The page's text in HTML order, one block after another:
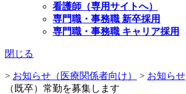
看護師（専用サイトへ）
専門職・事務職 新卒採用
専門職・事務職 キャリア採用
閉じる
> お知らせ（医療関係者向け） > お知らせ
（既卒）常勤を募集します